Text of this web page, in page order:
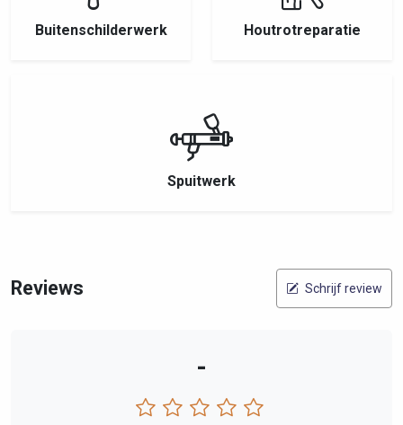
Buitenschilderwerk Houtrotreparatie
Spuitwerk
Reviews Schrijf review
-